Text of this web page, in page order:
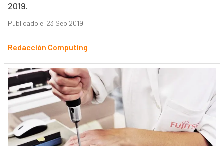
2019.
Publicado el 23 Sep 2019
Redacción Computing